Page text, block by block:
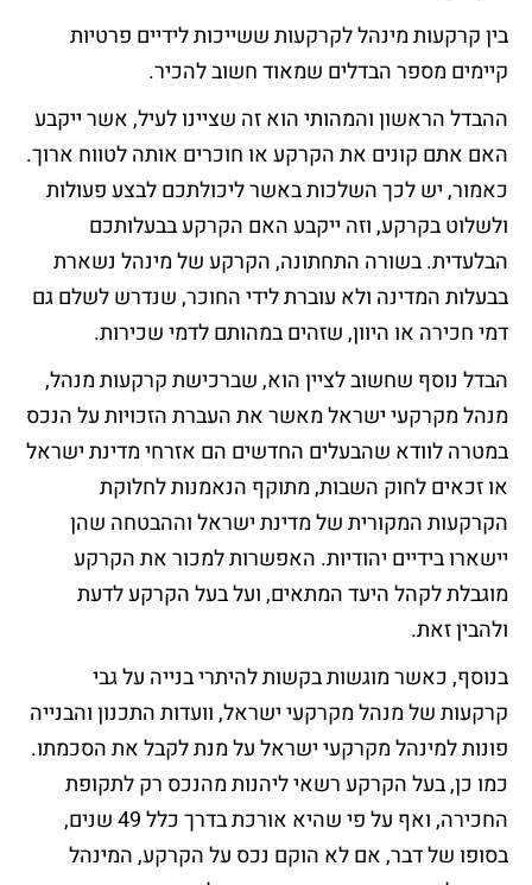
בין קרקעות מינהל לקרקעות ששייכות לידיים פרטיות
קיימים מספר הבדלים שמאוד חשוב להכיר.
ההבדל הראשון והמהותי הוא זה שציינו לעיל, אשר ייקבע
האם אתם קונים את הקרקע או חוכרים אותה לטווח ארוך.
כאמור, יש לכך השלכות באשר ליכולתכם לבצע פעולות
ולשלוט בקרקע, וזה ייקבע האם הקרקע בבעלותכם
הבלעדית. בשורה התחתונה, הקרקע של מינהל נשארת
בבעלות המדינה ולא עוברת לידי החוכר, שנדרש לשלם גם
דמי חכירה או היוון, שזהים במהותם לדמי שכירות.
הבדל נוסף שחשוב לציין הוא, שברכישת קרקעות מנהל,
מנהל מקרקעי ישראל מאשר את העברת הזכויות על הנכס
במטרה לוודא שהבעלים החדשים הם אזרחי מדינת ישראל
או זכאים לחוק השבות, מתוקף הנאמנות לחלוקת
הקרקעות המקורית של מדינת ישראל וההבטחה שהן
יישארו בידיים יהודיות. האפשרות למכור את הקרקע
מוגבלת לקהל היעד המתאים, ועל בעל הקרקע לדעת
ולהבין זאת.
בנוסף, כאשר מוגשות בקשות להיתרי בנייה על גבי
קרקעות של מנהל מקרקעי ישראל, וועדות התכנון והבנייה
פונות למינהל מקרקעי ישראל על מנת לקבל את הסכמתו.
כמו כן, בעל הקרקע רשאי ליהנות מהנכס רק לתקופת
החכירה, ואף על פי שהיא אורכת בדרך כלל 49 שנים,
בסופו של דבר, אם לא הוקם נכס על הקרקע, המינהל